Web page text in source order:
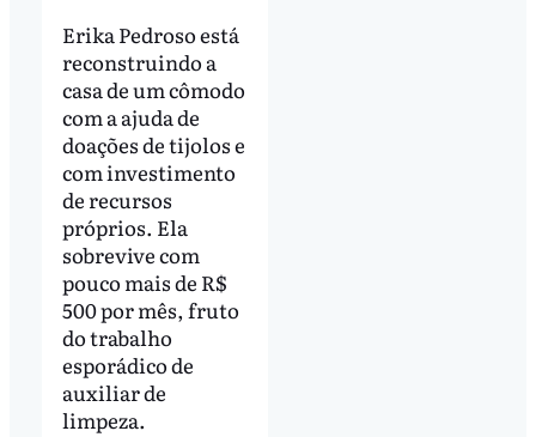
Erika Pedroso está
reconstruindo a
casa de um cômodo
com a ajuda de
doações de tijolos e
com investimento
de recursos
próprios. Ela
sobrevive com
pouco mais de R$
500 por mês, fruto
do trabalho
esporádico de
auxiliar de
limpeza.